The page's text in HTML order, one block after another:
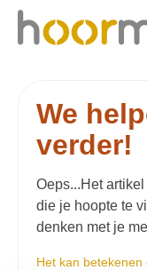
We
verder!
Oeps...Het
die je hoopte te
denken met je
Het kan betekenen